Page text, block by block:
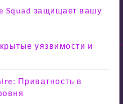
Squad защищает вашу
уязвимости и
Приватность в